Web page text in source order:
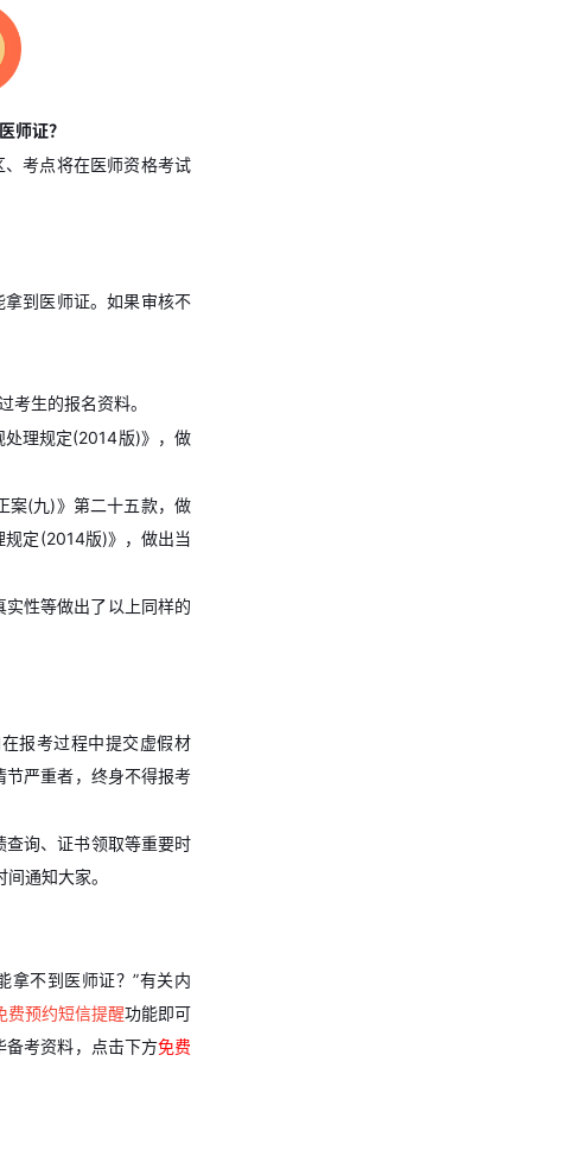
师证？
考点将在医师资格考试
到医师证。如果审核不
生的报名资料。
处理规定(2014版)》，做
案(九)》第二十五款，做
规定(2014版)》，做出当
性等做出了以上同样的
报考过程中提交虚假材
严重者，终身不得报考
询、证书领取等重要时
通知大家。
拿不到医师证？”有关内
费预约短信提醒功能即可
备考资料，点击下方免费